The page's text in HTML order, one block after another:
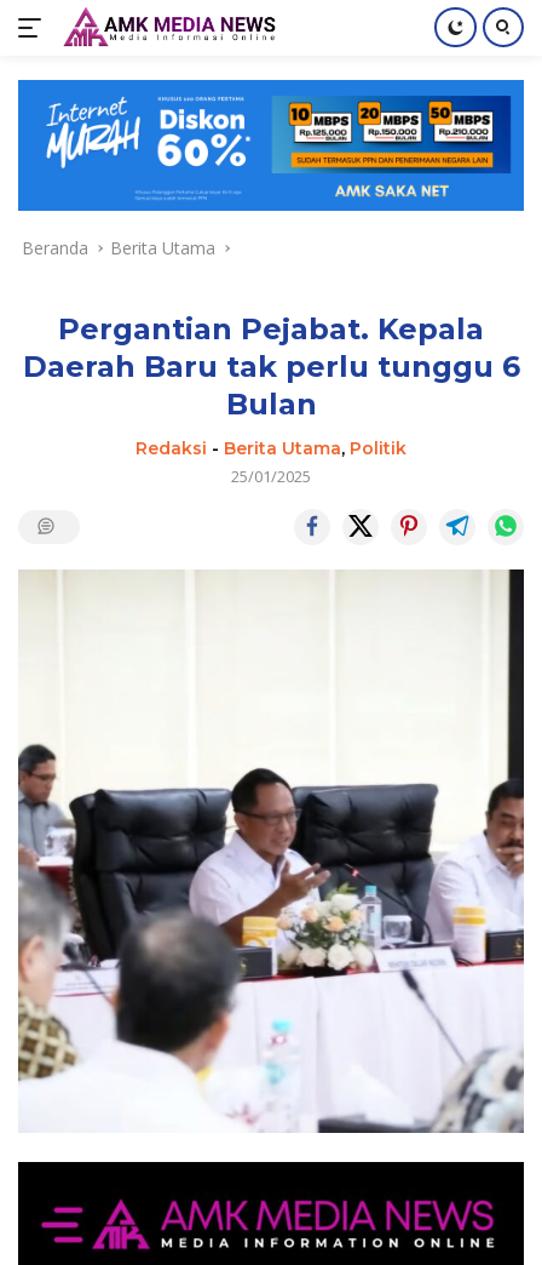
konten
Beranda Berita Utama
Pergantian Pejabat. Kepala
Daerah Baru tak perlu tunggu 6
Bulan
Redaksi - Berita Utama, Politik
25/01/2025